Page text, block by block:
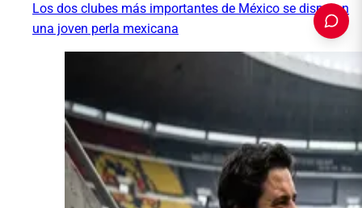
Los dos clubes más importantes de México se disputan
una joven perla mexicana